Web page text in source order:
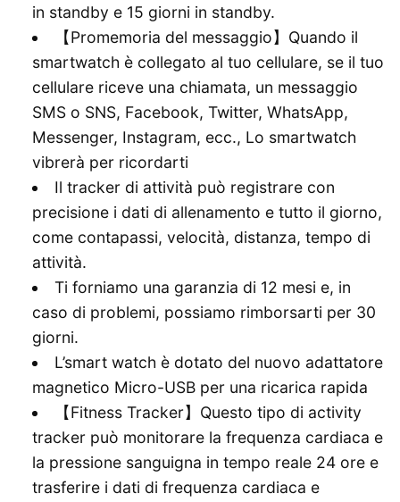
in standby e 15 giorni in standby.
【Promemoria del messaggio】Quando il
smartwatch è collegato al tuo cellulare, se il tuo
cellulare riceve una chiamata, un messaggio
SMS o SNS, Facebook, Twitter, WhatsApp,
Messenger, Instagram, ecc., Lo smartwatch
vibrerà per ricordarti
Il tracker di attività può registrare con
precisione i dati di allenamento e tutto il giorno,
come contapassi, velocità, distanza, tempo di
attività.
Ti forniamo una garanzia di 12 mesi e, in
caso di problemi, possiamo rimborsarti per 30
giorni.
L’smart watch è dotato del nuovo adattatore
magnetico Micro-USB per una ricarica rapida
【Fitness Tracker】Questo tipo di activity
tracker può monitorare la frequenza cardiaca e
la pressione sanguigna in tempo reale 24 ore e
trasferire i dati di frequenza cardiaca e